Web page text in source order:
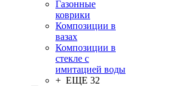
Газонные
коврики
Композиции в
вазах
Композиции в
стекле с
имитацией воды
+ ЕЩЕ 32